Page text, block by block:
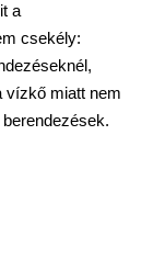
a
csekély:
vízkő miatt nem